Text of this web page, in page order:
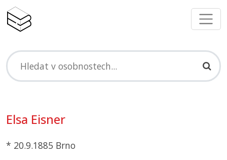
Elsa Eisner
* 20.9.1885 Brno